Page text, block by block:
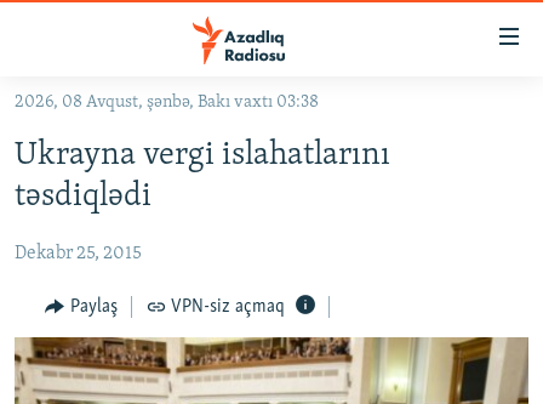
Əsas
qayıt
Əsas
naviqasiyaya
qayıt
#İZAHLA
KORRUPSIOMETR
#ƏSLINDƏ
FƏRQƏ BAX
QANUNI DOĞRU
ARAŞDIRMA
2026, 08 Avqust, şənbə, Bakı vaxtı 03:38
Ukrayna vergi islahatlarını
təsdiqlədi
Dekabr 25, 2015
Paylaş VPN-siz açmaq